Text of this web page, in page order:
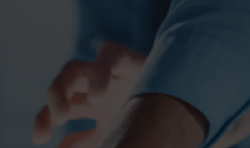
회사소개